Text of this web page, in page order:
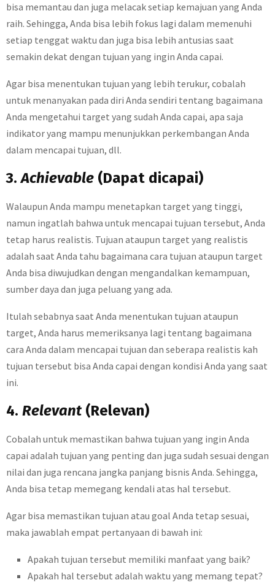
bisa memantau dan juga melacak setiap kemajuan yang Anda
raih. Sehingga, Anda bisa lebih fokus lagi dalam memenuhi
setiap tenggat waktu dan juga bisa lebih antusias saat
semakin dekat dengan tujuan yang ingin Anda capai.
Agar bisa menentukan tujuan yang lebih terukur, cobalah
untuk menanyakan pada diri Anda sendiri tentang bagaimana
Anda mengetahui target yang sudah Anda capai, apa saja
indikator yang mampu menunjukkan perkembangan Anda
dalam mencapai tujuan, dll.
3.Achievable (Dapat dicapai)
Walaupun Anda mampu menetapkan target yang tinggi,
namun ingatlah bahwa untuk mencapai tujuan tersebut, Anda
tetap harus realistis. Tujuan ataupun target yang realistis
adalah saat Anda tahu bagaimana cara tujuan ataupun target
Anda bisa diwujudkan dengan mengandalkan kemampuan,
sumber daya dan juga peluang yang ada.
Itulah sebabnya saat Anda menentukan tujuan ataupun
target, Anda harus memeriksanya lagi tentang bagaimana
cara Anda dalam mencapai tujuan dan seberapa realistis kah
tujuan tersebut bisa Anda capai dengan kondisi Anda yang saat
ini.
4. Relevant(Relevan)
Cobalah untuk memastikan bahwa tujuan yang ingin Anda
capai adalah tujuan yang penting dan juga sudah sesuai dengan
nilai dan juga rencana jangka panjang bisnis Anda. Sehingga,
Anda bisa tetap memegang kendali atas hal tersebut.
Agar bisa memastikan tujuan atau goal Anda tetap sesuai,
maka jawablah empat pertanyaan di bawah ini:
Apakah tujuan tersebut memiliki manfaat yang baik?
Apakah hal tersebut adalah waktu yang memang tepat?